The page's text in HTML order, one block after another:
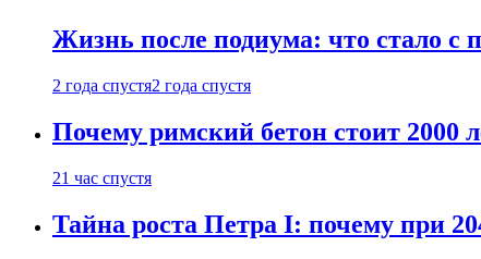
Жизнь после подиума: что стало с
2 года спустя2 года спустя
Почему римский бетон стоит 2000
21 час спустя
Тайна роста Петра I: почему при